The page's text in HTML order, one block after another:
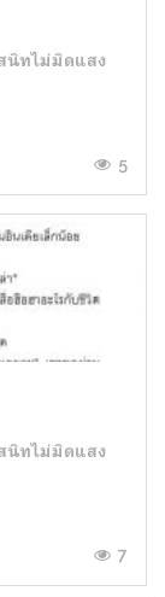
สนิทไม่มิดแสง
5
สนิทไม่มิดแสง
7